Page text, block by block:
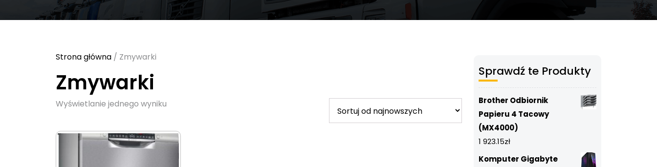
Strona główna / Zmywarki
Zmywarki
Wyświetlanie jednego wyniku
Sprawdź te Produkty
Brother Odbiornik
Papieru 4 Tacowy
(MX4000)
1 923.15zł
Komputer Gigabyte